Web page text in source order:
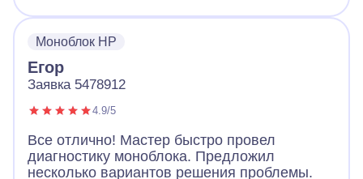
Моноблок HP
Егор
Заявка 5478912
4.9/5
Все отлично! Мастер быстро провел
диагностику моноблока. Предложил
несколько вариантов решения проблемы.